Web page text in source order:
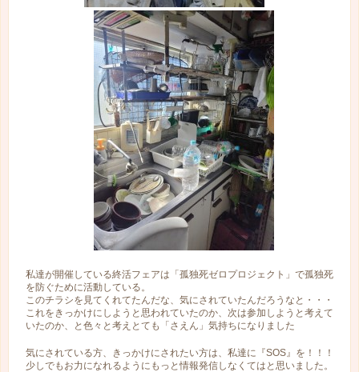
私達が開催している終活フェアは「孤独死ゼロプロジェクト」で孤独死
を防ぐために活動している。
このチラシを見てくれてたんだな、気にされていたんだろうなと・・・
これをきっかけにしようと思われていたのか、次は参加しようと考えて
いたのか、と色々と考えとても「さえん」気持ちになりました
気にされている方、きっかけにされたい方は、私達に『SOS』を！！！
少しでもお力になれるようにもっと情報発信しなくてはと思いました。